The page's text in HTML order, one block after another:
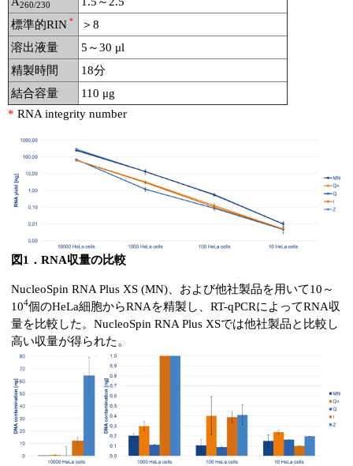
260/230
標準的RIN ＊
＞8
溶出液量
5～30 μl
精製時間
18分
結合容量
110 μg
* RNA integrity number
図1．RNA収量の比較
NucleoSpin RNA Plus XS (MN)、および他社製品を用いて10～
104個のHeLa細胞からRNAを精製し、RT-qPCRによってRNA収
量を比較した。NucleoSpin RNA Plus XSでは他社製品と比較し
高い収量が得られた。